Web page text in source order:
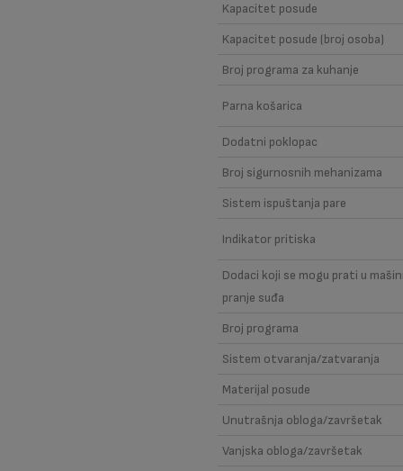
Kapacitet posude
Kapacitet posude (broj osoba)
Broj programa za kuhanje
Parna košarica
Dodatni poklopac
Broj sigurnosnih mehanizama
Sistem ispuštanja pare
Indikator pritiska
Dodaci koji se mogu prati u
pranje suđa
Broj programa
Sistem otvaranja/zatvaranja
Materijal posude
Unutrašnja obloga/završetak
Vanjska obloga/završetak